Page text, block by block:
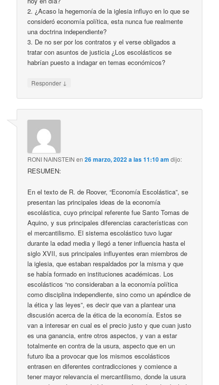
2. ¿Acaso la hegemonía de la iglesia influyo en lo que se
consideró economía política, esta nunca fue realmente
una doctrina independiente?
3. De no ser por los contratos y el verse obligados a
tratar con asuntos de justicia ¿Los escolásticos se
habrían puesto a indagar en temas económicos?
Responder ↓
RONI NAINSTEIN en26 marzo, 2022 a las 11:10 am dijo:
RESUMEN:
En el texto de R. de Roover, “Economía Escolástica”, se
presentan las principales ideas de la economía
escolástica, cuyo principal referente fue Santo Tomas de
Aquino, y sus principales diferencias características con
el mercantilismo. El sistema escolástico tuvo lugar
durante la edad media y llegó a tener influencia hasta el
siglo XVII, sus principales influyentes eran miembros de
la iglesia, que estaban respaldados por la misma y que
se había formado en instituciones académicas. Los
escolásticos “no consideraban a la economía política
como disciplina independiente, sino como un apéndice de
la ética y las leyes”, es decir que van a plantear una
discusión acerca de la ética de la economía. Estos se
van a interesar en cual es el precio justo y que cuan justo
es una ganancia, entre otros aspectos, y van a estar
totalmente en contra de la usura, aspecto que en un
futuro iba a provocar que los mismos escolásticos
entrasen en diferentes contradicciones y comience a
tener mayor relevancia el mercantilismo, donde la usura